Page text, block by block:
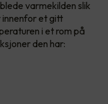
varmekilden slik
innenfor et gitt
i et rom på
den har: